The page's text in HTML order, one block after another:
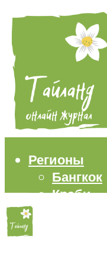
Регионы
Бангкок
Краби